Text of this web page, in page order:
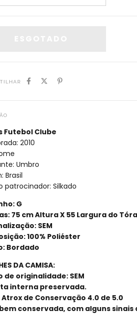
Futebol Clube
2010
Umbro
Brasil
patrocinador: Silkado
G
75 cm Altura X 55 Largura do
SEM
100% Poliéster
Bordado
DA CAMISA:
de originalidade: SEM
interna preservada.
Atrox de Conservação 4.0 de 5.0
conservada, com alguns sinais